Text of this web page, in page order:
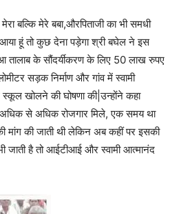
बल्कि मेरे बबा,औरपिताजी का भी समधी
हूं तो कुछ देना पड़ेगा श्री बघेल ने इस
के सौंदर्यीकरण के लिए 50लाखरुपए
सड़क निर्माण और गांव में स्वामी
खोलने की घोषणा की|उन्होंने कहा
से अधिक रोजगार मिले, एक समय था
मांग की जाती थी लेकिन अब कहीं पर इसकी
जाती है तो आईटीआई और स्वामी आत्मानंद